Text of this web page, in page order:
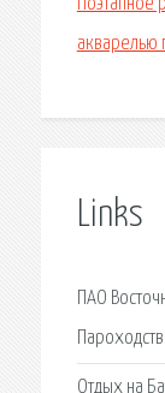
акварелью
Links
ПАО
Отдых на